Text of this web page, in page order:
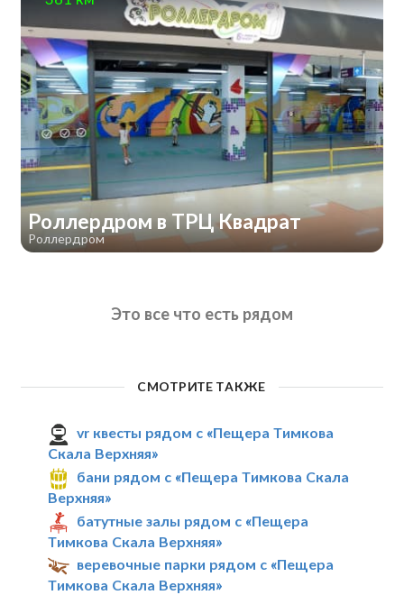
Роллердром в ТРЦ Квадрат
Роллердром
Это все что есть рядом
СМОТРИТЕ ТАКЖЕ
vr квесты рядом с «Пещера Тимкова
Скала Верхняя»
бани рядом с «Пещера Тимкова Скала
Верхняя»
батутные залы рядом с «Пещера
Тимкова Скала Верхняя»
веревочные парки рядом с «Пещера
Тимкова Скала Верхняя»